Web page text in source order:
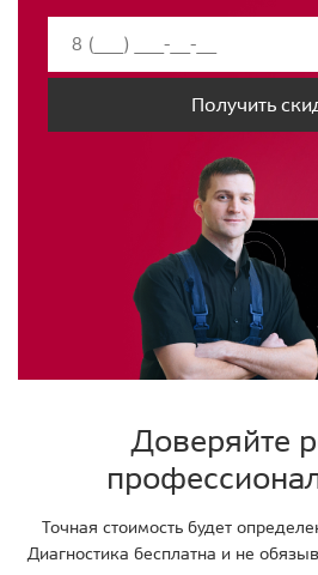
Получить
Доверяйте
Точная стоимость будет
Диагностика бесплатна и не